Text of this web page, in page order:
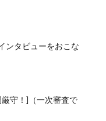
ンタビューをおこな
守！]（一次審査で